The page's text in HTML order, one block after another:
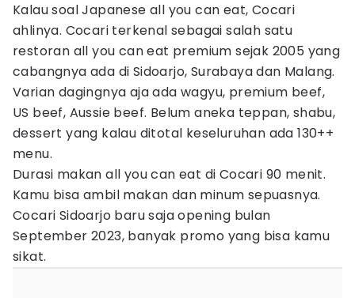
Kalau soal Japanese all you can eat, Cocari
ahlinya. Cocari terkenal sebagai salah satu
restoran all you can eat premium sejak 2005 yang
cabangnya ada di Sidoarjo, Surabaya dan Malang.
Varian dagingnya aja ada wagyu, premium beef,
US beef, Aussie beef. Belum aneka teppan, shabu,
dessert yang kalau ditotal keseluruhan ada 130++
menu.
Durasi makan all you can eat di Cocari 90 menit.
Kamu bisa ambil makan dan minum sepuasnya.
Cocari Sidoarjo baru saja opening bulan
September 2023, banyak promo yang bisa kamu
sikat.